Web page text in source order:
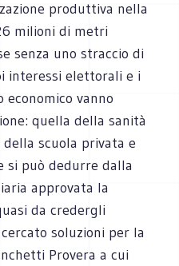
produttiva nella
milioni di metri
senza uno straccio di
interessi elettorali e i
vanno
quella della sanità
scuola privata e
si può dedurre dalla
approvata la
da credergli
soluzioni per la
Provera a cui